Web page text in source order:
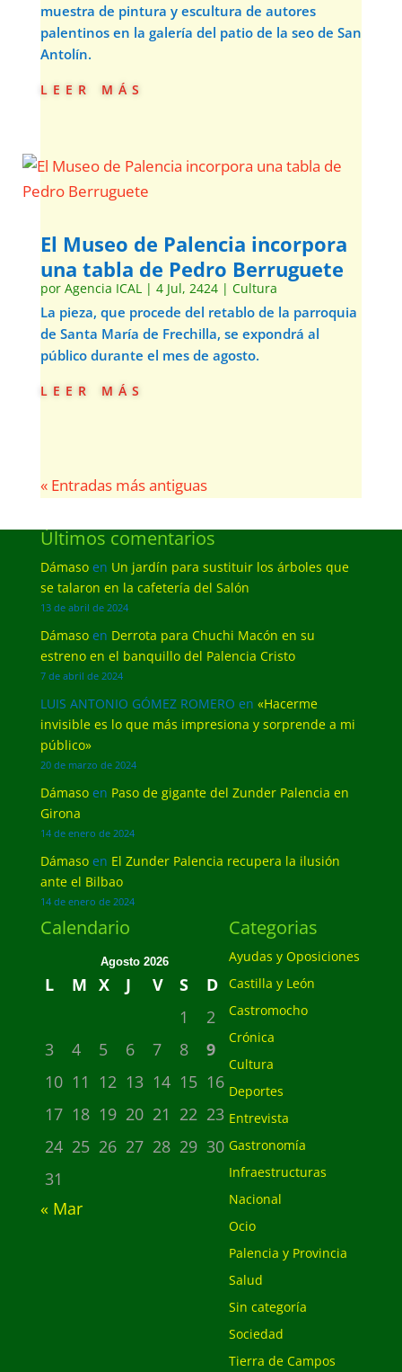
muestra de pintura y escultura de autores
palentinos en la galería del patio de la seo de San
Antolín.
leer más
El Museo de Palencia incorpora
una tabla de Pedro Berruguete
por Agencia ICAL| 4 Jul, 2424| Cultura
La pieza, que procede del retablo de la parroquia
de Santa María de Frechilla, se expondrá al
público durante el mes de agosto.
leer más
« Entradas más antiguas
Últimos comentarios
Dámasoen Un jardín para sustituir los árboles que
se talaron en la cafetería del Salón
13 de abril de 2024
Dámasoen Derrota para Chuchi Macón en su
estreno en el banquillo del Palencia Cristo
7 de abril de 2024
LUIS ANTONIO GÓMEZ ROMERO en «Hacerme
invisible es lo que más impresiona y sorprende a mi
público»
20 de marzo de 2024
Dámasoen Paso de gigante del Zunder Palencia en
Girona
14 de enero de 2024
Dámasoen El Zunder Palencia recupera la ilusión
ante el Bilbao
14 de enero de 2024
Calendario
Agosto 2026
L M X J V S
D
1
2
3
4 5 6 7 8
9
10 11 12 13 14 15 16
17 18 19 20 21 22 23
24 25 26 27 28 29 30
31
« Mar
Categorias
Ayudas y Oposiciones
Castilla y León
Castromocho
Crónica
Cultura
Deportes
Entrevista
Gastronomía
Infraestructuras
Nacional
Ocio
Palencia y Provincia
Salud
Sin categoría
Sociedad
Tierra de Campos